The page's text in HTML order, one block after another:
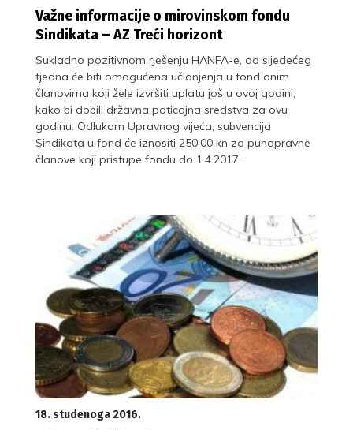
Važne informacije o mirovinskom fondu
Sindikata – AZ Treći horizont
Sukladno pozitivnom rješenju HANFA-e, od sljedećeg
tjedna će biti omogućena učlanjenja u fond onim
članovima koji žele izvršiti uplatu još u ovoj godini,
kako bi dobili državna poticajna sredstva za ovu
godinu. Odlukom Upravnog vijeća, subvencija
Sindikata u fond će iznositi 250,00 kn za punopravne
članove koji pristupe fondu do 1.4.2017.
18. studenoga 2016.